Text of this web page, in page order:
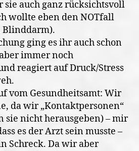
sie auch ganz rücksichtsvoll
wollte eben den NOTfall
Blinddarm).
ging es ihr auch schon
immer noch
reagiert auf Druck/Stress
vom Gesundheitsamt: Wir
da wir „Kontaktpersonen“
sie nicht herausgeben) – mir
es der Arzt sein musste –
Schreck. Da wir aber